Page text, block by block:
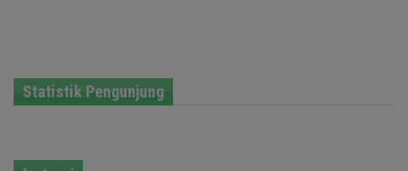
Statistik Pengunjung